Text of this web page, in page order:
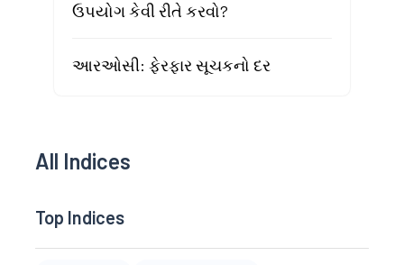
ઉપયોગ કેવી રીતે કરવો?
આરઓસી: ફેરફાર સૂચકનો દર
All Indices
Top Indices